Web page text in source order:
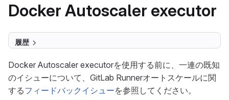
Docker Autoscaler executor
履歴
Docker Autoscaler executorを使用する前に、一連の既知
のイシューについて、GitLab Runnerオートスケールに関
するフィードバックイシューを参照してください。